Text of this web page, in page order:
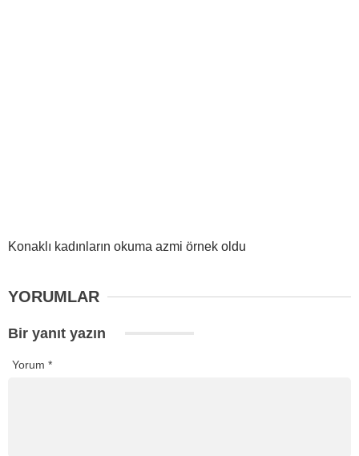
Konaklı kadınların okuma azmi örnek oldu
YORUMLAR
Bir yanıt yazın
Yorum *